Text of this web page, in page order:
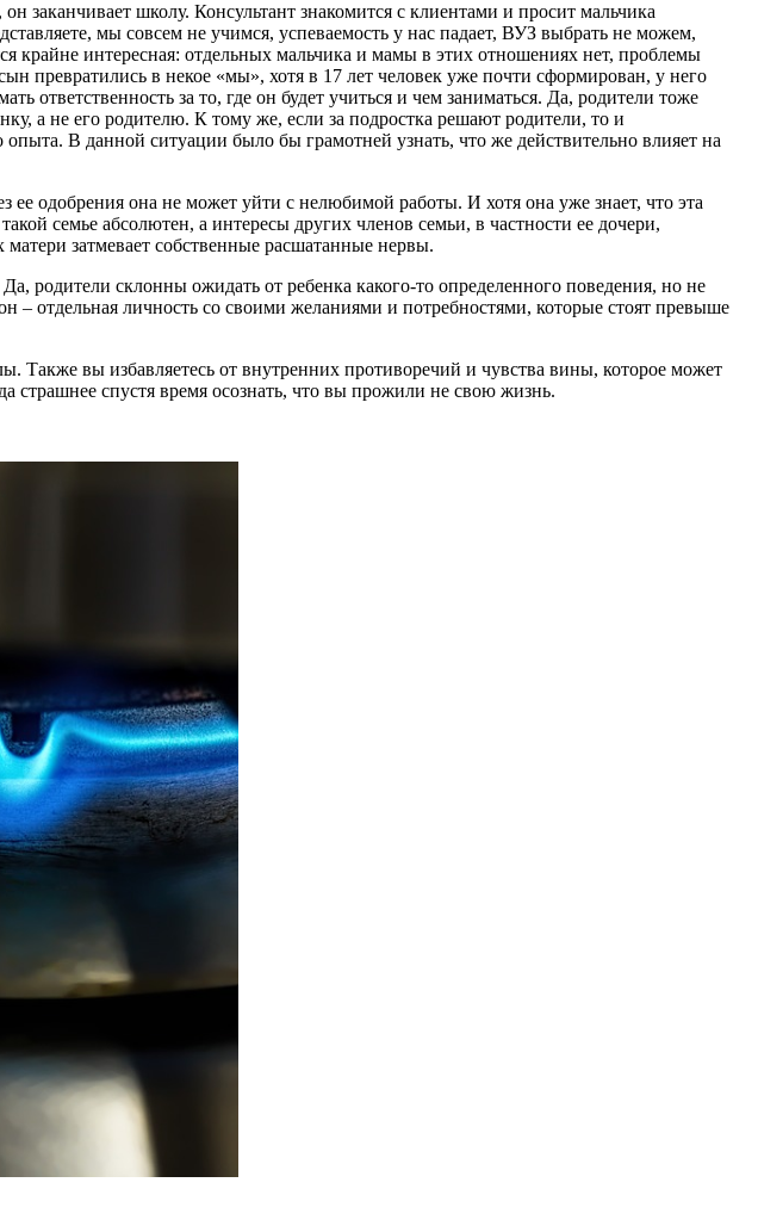
заканчивает школу. Консультант знакомится с клиентами и просит мальчика
мы совсем не учимся, успеваемость у нас падает, ВУЗ выбрать не можем,
крайне интересная: отдельных мальчика и мамы в этих отношениях нет, проблемы
превратились в некое «мы», хотя в 17 лет человек уже почти сформирован, у него
ответственность за то, где он будет учиться и чем заниматься. Да, родители тоже
а не его родителю. К тому же, если за подростка решают родители, то и
опыта. В данной ситуации было бы грамотней узнать, что же действительно влияет на
одобрения она не может уйти с нелюбимой работы. И хотя она уже знает, что эта
семье абсолютен, а интересы других членов семьи, в частности ее дочери,
затмевает собственные расшатанные нервы.
родители склонны ожидать от ребенка какого-то определенного поведения, но не
– отдельная личность со своими желаниями и потребностями, которые стоят превыше
Также вы избавляетесь от внутренних противоречий и чувства вины, которое может
страшнее спустя время осознать, что вы прожили не свою жизнь.